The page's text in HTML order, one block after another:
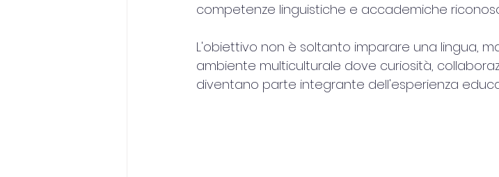
competenze linguistiche e accademiche
L'obiettivo non è soltanto imparare una lingua,
ambiente multiculturale dove curiosità,
diventano parte integrante dell'esperienza